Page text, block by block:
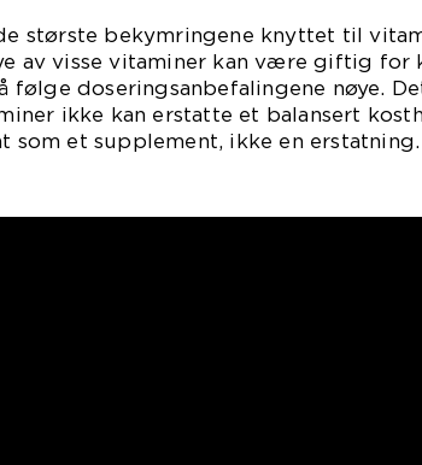
største bekymringene knyttet til
av visse vitaminer kan være giftig
følge doseringsanbefalingene nøye.
ikke kan erstatte et balansert
som et supplement, ikke en erstatning.